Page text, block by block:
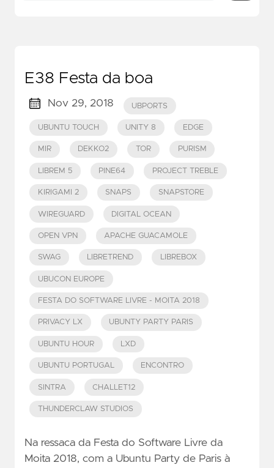
E38 Festa da boa
Nov 29, 2018 UBPORTS
UBUNTU TOUCH UNITY 8 EDGE
MIR DEKKO2 TOR PURISM
LIBREM 5 PINE64 PROJECT TREBLE
KIRIGAMI 2 SNAPS SNAPSTORE
WIREGUARD DIGITAL OCEAN
OPEN VPN APACHE GUACAMOLE
SWAG LIBRETREND LIBREBOX
UBUCON EUROPE
FESTA DO SOFTWARE LIVRE - MOITA 2018
PRIVACY LX UBUNTY PARTY PARIS
UBUNTU HOUR LXD
UBUNTU PORTUGAL ENCONTRO
SINTRA CHALLET12
THUNDERCLAW STUDIOS
Na ressaca da Festa do Software Livre da
Moita 2018, com a Ubuntu Party de Paris à